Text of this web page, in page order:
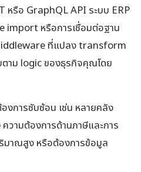
รือ GraphQL API ระบบ ERP
หรือการเชื่อมต่อฐาน
ที่แปลง transform
ตาม logic ของธุรกิจคุณโดย
งการซับซ้อน เช่น หลายคลัง
วามต้องการด้านภาษีและการ
มาณสูง หรือต้องการข้อมูล